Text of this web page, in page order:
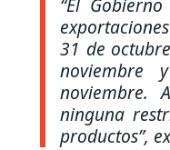
“El
31 de
noviembre.
ninguna
productos”,